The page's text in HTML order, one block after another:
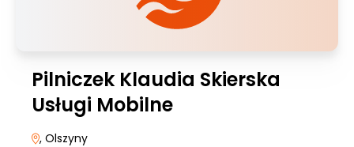
Pilniczek Klaudia Skierska
Usługi Mobilne
, Olszyny